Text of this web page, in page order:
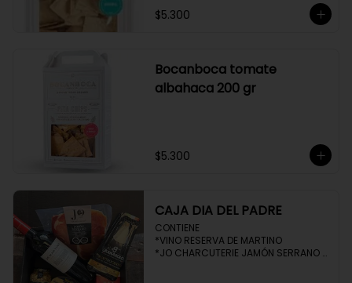
$5.300
Bocanboca tomate
albahaca 200 gr
$5.300
CAJA DIA DEL PADRE
CONTIENE
*VINO RESERVA DE MARTINO
*JO CHARCUTERIE JAMÓN SERRANO